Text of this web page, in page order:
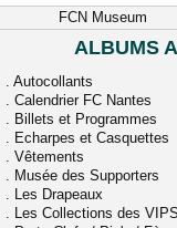
FCN Museum
ALBUMS
. Autocollants
. Calendrier FC Nantes
. Billets et Programmes
. Echarpes et Casquettes
. Vêtements
. Musée des Supporters
. Les Drapeaux
. Les Collections des VIPS